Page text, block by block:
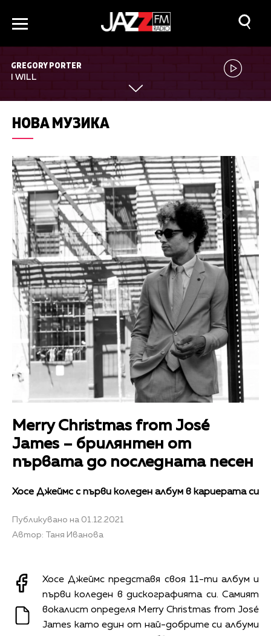
GREGORY PORTER
I WILL
НОВА МУЗИКА
Merry Christmas from José
James – брилянтен от
първата до последната песен
Хосе Джеймс с първи коледен албум в кариерата си
Публикувано на 01.12.2021
Автор: Таня Иванова
Хосе Джеймс представя своя 11-ти албум и
първи коледен в дискографията си. Самият
вокалист определя Merry Christmas from José
James като един от най-добрите си албуми